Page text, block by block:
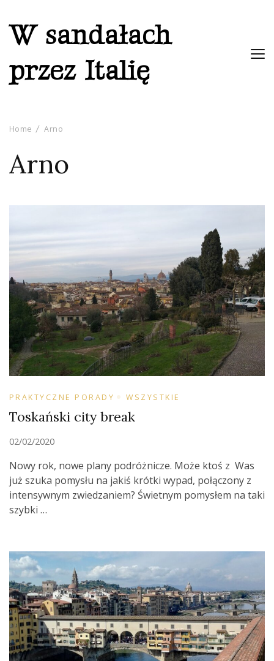
W sandałach
przez Italię
Home Arno
Arno
PRAKTYCZNE PORADY WSZYSTKIE
Toskański city break
02/02/2020
Nowy rok, nowe plany podróżnicze. Może ktoś z Was
już szuka pomysłu na jakiś krótki wypad, połączony z
intensywnym zwiedzaniem? Świetnym pomysłem na taki
szybki …